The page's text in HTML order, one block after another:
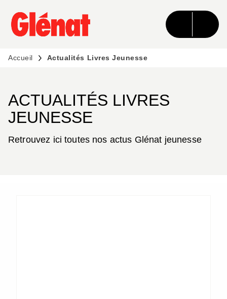
MENU RECHERCHE CONTENU
PIED DE PAGE
Accueil Actualités Livres Jeunesse
ACTUALITÉS LIVRES
JEUNESSE
Retrouvez ici toutes nos actus Glénat jeunesse